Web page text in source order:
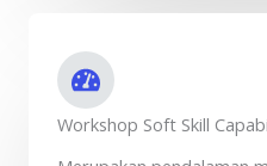
Workshop Soft Skill